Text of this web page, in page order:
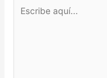
aquí...